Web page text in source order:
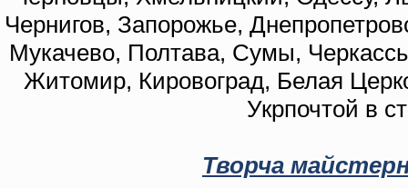
Чернигов, Запорожье,
Мукачево, Полтава, Сумы,
Житомир, Кировоград, Белая
Укрпочтой в
Творча